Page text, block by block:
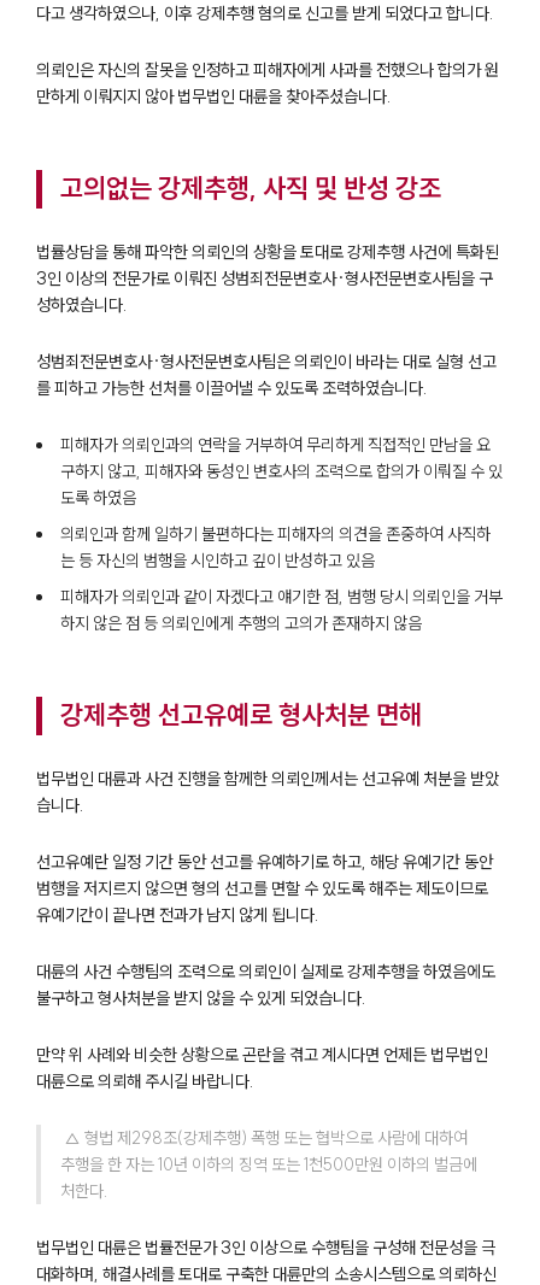
팀소개
팀소개
대륜의 강점
고객의 소리
통합검색
다고 생각하였으나, 이후 강제추행 혐의로 신고를 받게 되었다고 합니다.
의뢰인은 자신의 잘못을 인정하고 피해자에게 사과를 전했으나 합의가 원
만하게 이뤄지지 않아 법무법인 대륜을 찾아주셨습니다.
고의없는 강제추행, 사직 및 반성 강조
법률상담을 통해 파악한 의뢰인의 상황을 토대로 강제추행 사건에 특화된
3인 이상의 전문가로 이뤄진 성범죄전문변호사·형사전문변호사팀을 구
성하였습니다.
성범죄전문변호사·형사전문변호사팀은 의뢰인이 바라는 대로 실형 선고
를 피하고 가능한 선처를 이끌어낼 수 있도록 조력하였습니다.
피해자가 의뢰인과의 연락을 거부하여 무리하게 직접적인 만남을 요
구하지 않고, 피해자와 동성인 변호사의 조력으로 합의가 이뤄질 수 있
도록 하였음
의뢰인과 함께 일하기 불편하다는 피해자의 의견을 존중하여 사직하
는 등 자신의 범행을 시인하고 깊이 반성하고 있음
피해자가 의뢰인과 같이 자겠다고 얘기한 점, 범행 당시 의뢰인을 거부
하지 않은 점 등 의뢰인에게 추행의 고의가 존재하지 않음
강제추행 선고유예로 형사처분 면해
법무법인 대륜과 사건 진행을 함께한 의뢰인께서는 선고유예 처분을 받았
습니다.
선고유예란 일정 기간 동안 선고를 유예하기로 하고, 해당 유예기간 동안
범행을 저지르지 않으면 형의 선고를 면할 수 있도록 해주는 제도이므로
유예기간이 끝나면 전과가 남지 않게 됩니다.
대륜의 사건 수행팀의 조력으로 의뢰인이 실제로 강제추행을 하였음에도
불구하고 형사처분을 받지 않을 수 있게 되었습니다.
만약 위 사례와 비슷한 상황으로 곤란을 겪고 계시다면 언제든 법무법인
대륜으로 의뢰해 주시길 바랍니다.
추행을 한 자는 10년 이하의 징역 또는 1천500만원 이하의 벌금에
처한다.
법무법인 대륜은 법률전문가 3인 이상으로 수행팀을 구성해 전문성을 극
대화하며, 해결사례를 토대로 구축한 대륜만의 소송시스템으로 의뢰하신